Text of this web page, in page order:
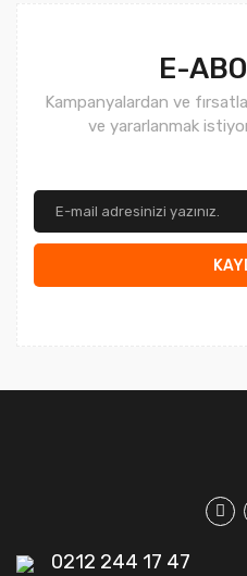
E-
Kampanyalardan ve
ve yararlanmak
0212 244 17 47